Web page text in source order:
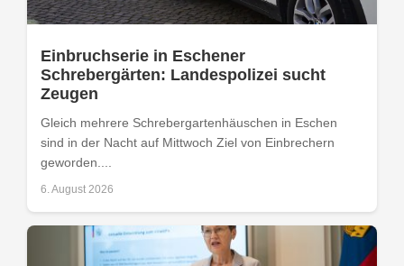
Einbruchserie in Eschener
Schrebergärten: Landespolizei sucht
Zeugen
Gleich mehrere Schrebergartenhäuschen in Eschen
sind in der Nacht auf Mittwoch Ziel von Einbrechern
geworden....
6. August 2026